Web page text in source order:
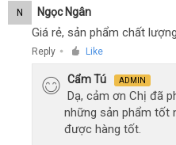
N Ngọc Ngân
Giá rẻ, sản phẩm chất
Reply ● Like
Cẩm Tú ADMIN
Dạ, cảm ơn Chị đã
những sản phẩm tốt
được hàng tốt.